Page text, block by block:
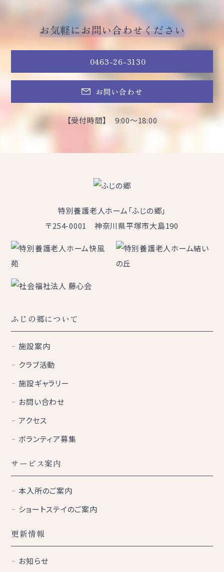
お気軽にお問い合わせください
0463-26-3130
お問い合わせ
【受付時間】 9:00～18:00
特別養護老人ホーム「ふじの郷」
〒254-0001 神奈川県平塚市大島190
ふじの郷について
施設案内
クラブ活動
施設ギャラリー
お問い合わせ
アクセス
ボランティア募集
サービス案内
本入所のご案内
ショートステイのご案内
更新情報
お知らせ